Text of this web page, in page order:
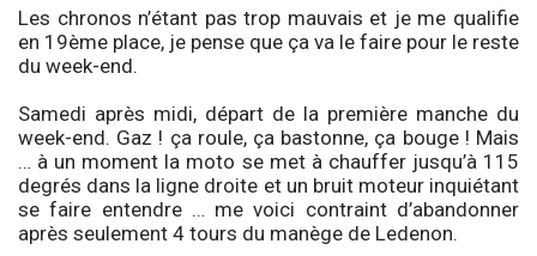
Les chronos n’étant pas trop mauvais et je me qualifie
en 19ème place, je pense que ça va le faire pour le reste
du week-end.
Samedi après midi, départ de la première manche du
week-end. Gaz ! ça roule, ça bastonne, ça bouge ! Mais
… à un moment la moto se met à chauffer jusqu’à 115
degrés dans la ligne droite et un bruit moteur inquiétant
se faire entendre … me voici contraint d’abandonner
après seulement 4 tours du manège de Ledenon.